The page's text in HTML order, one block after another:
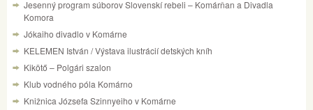
Jesenný program súborov Slovenskí rebeli – Komárňan a Divadla
Komora
Jókaiho divadlo v Komárne
KELEMEN István / Výstava ilustrácií detských kníh
Kikötő – Polgári szalon
Klub vodného póla Komárno
Knižnica Józsefa Szinnyeiho v Komárne